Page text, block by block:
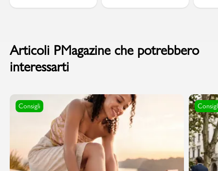
Articoli PMagazine che potrebbero
interessarti
Consigli